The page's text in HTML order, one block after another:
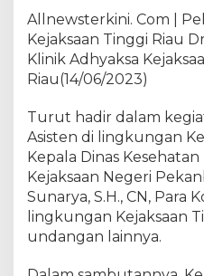
s
m
i
k
n
i
n
i
k
A
Allnewsterkini. Com |
Kejaksaan Tinggi Riau
Klinik Adhyaksa
Riau(14/06/2023)
Turut hadir dalam
Asisten di lingkungan
Kepala Dinas
Kejaksaan Negeri
Sunarya, S.H., CN, Para
lingkungan Kejaksaan
undangan lainnya.